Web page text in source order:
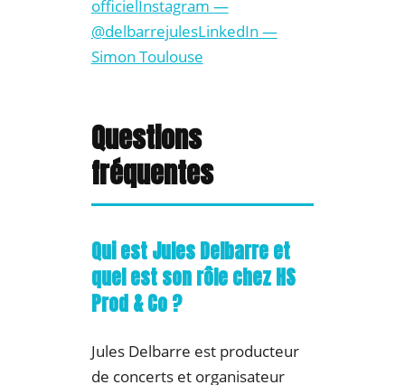
officielInstagram —
@delbarrejulesLinkedIn —
Simon Toulouse
Questions
fréquentes
Qui est Jules Delbarre et
quel est son rôle chez HS
Prod & Co ?
Jules Delbarre est producteur
de concerts et organisateur